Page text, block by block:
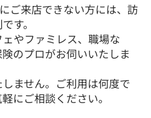
ご来店できない方には、訪
す。
やファミレス、職場な
のプロがお伺いいたしま
ません。ご利用は何度で
にご相談ください。